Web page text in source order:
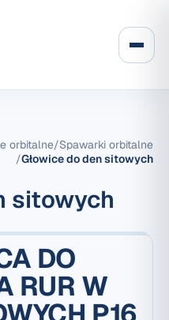
orbitalne/Spawarki orbitalne
/Głowice do den sitowych
sitowych
DO
RUR W